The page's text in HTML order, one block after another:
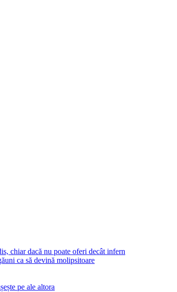
chiar dacă nu poate oferi decât infern
ca să devină molipsitoare
pe ale altora